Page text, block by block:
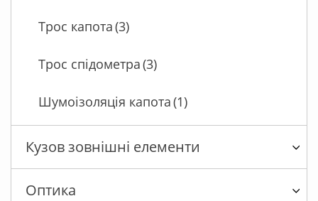
Трос капота(3)
Трос спідометра(3)
Шумоізоляція капота(1)
Кузов зовнішні елементи
Оптика